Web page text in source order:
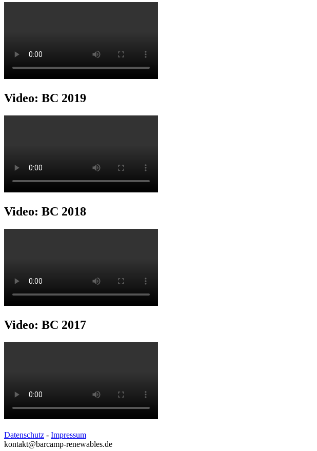
Video: BC 2019
Video: BC 2018
Video: BC 2017
Datenschutz - Impressum
kontakt@barcamp-renewables.de